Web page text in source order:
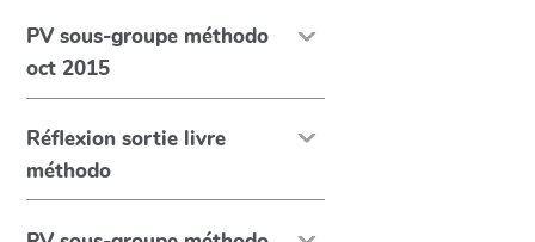
PV sous-groupe méthodo
oct 2015
Réflexion sortie livre
méthodo